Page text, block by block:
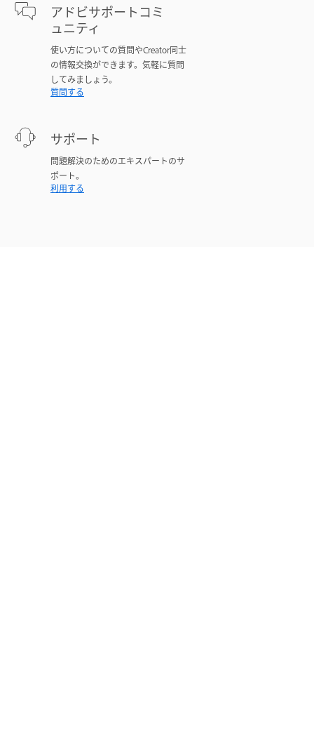
アドビサポートコミ
ュニティ
使い方についての質問やCreator同士
の情報交換ができます。気軽に質問
してみましょう。
質問する
サポート
問題解決のためのエキスパートのサ
ポート。
利用する